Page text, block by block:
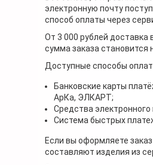
электронную почту
способ оплаты через
От 3 000 рублей
сумма заказа становится
Доступные способы
Банковские карты
АрКа, ЭЛКАРТ;
Средства
Система быстрых
Если вы оформляете
составляют изделия из